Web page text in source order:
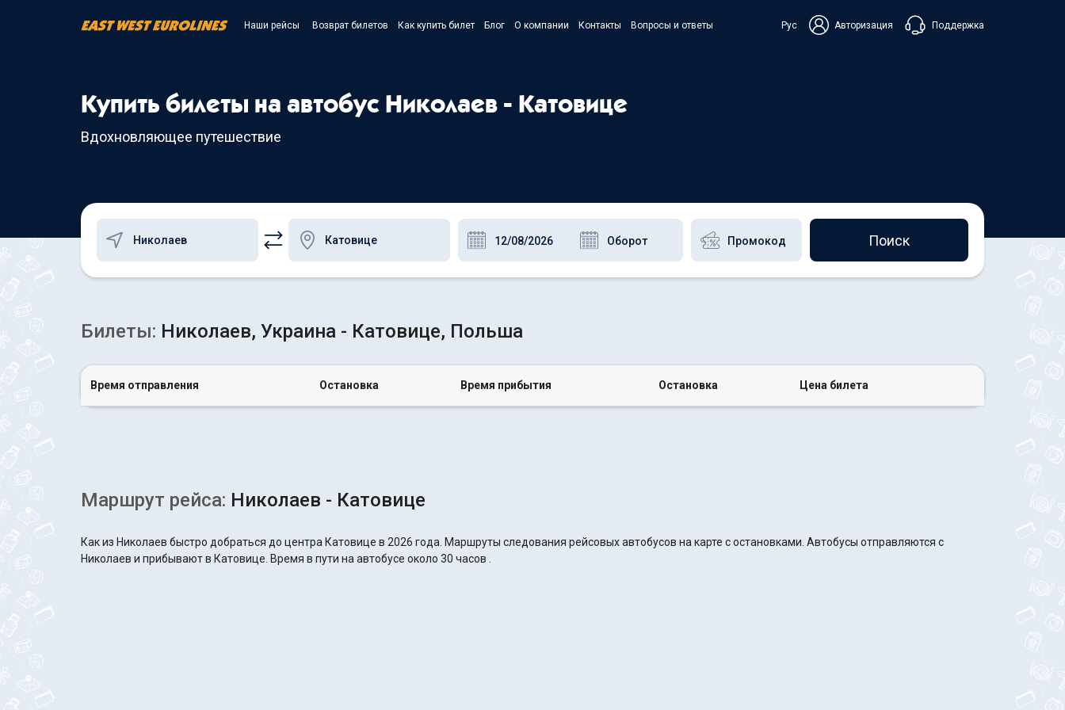
Наши рейсы Возврат билетов Как купить билет Блог О компании Контакты Вопросы и ответы Рус Авторизация Поддержка
Чат в Messenger
Купить билеты на автобус Николаев - Катовице
Вдохновляющее путешествие
Поиск
Билеты: Николаев, Украина - Катовице, Польша
Время отправления Остановка Время прибытия Остановка Цена билета
Маршрут рейса: Николаев - Катовице
Как из Николаев быстро добраться до центра Катовице в 2026 года. Маршруты следования рейсовых автобусов на карте с остановками. Автобусы отправляются с
Николаев и прибывают в Катовице. Время в пути на автобусе около 30 часов .